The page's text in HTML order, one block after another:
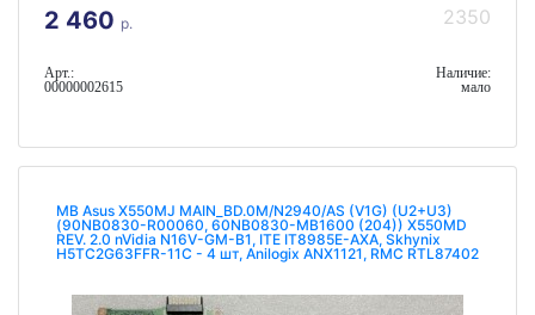
2 460 р.
2350
Арт.:
00000002615
Наличие:
мало
MB Asus X550MJ MAIN_BD.0M/N2940/AS (V1G) (U2+U3)
(90NB0830-R00060, 60NB0830-MB1600 (204)) X550MD
REV. 2.0 nVidia N16V-GM-B1, ITE IT8985E-AXA, Skhynix
H5TC2G63FFR-11C - 4 шт, Anilogix ANX1121, RMC RTL87402